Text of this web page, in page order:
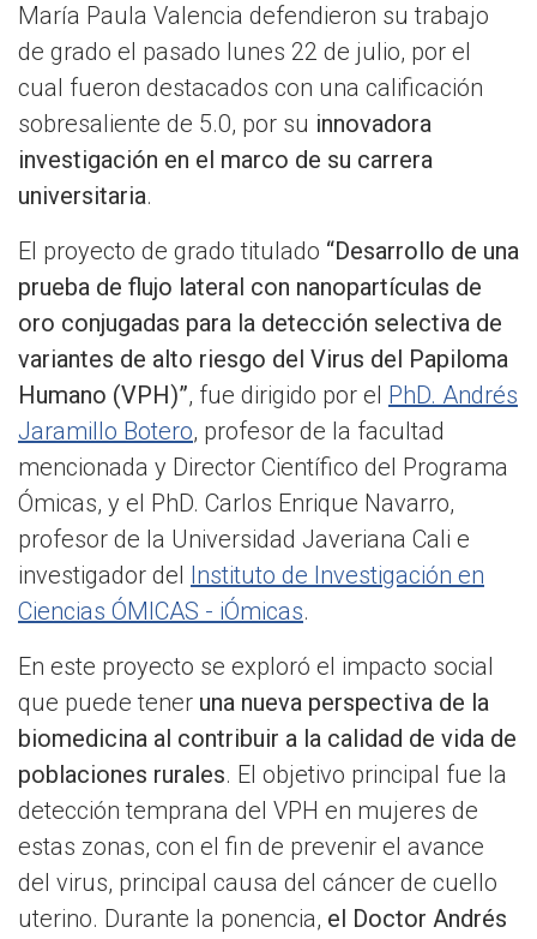
María Paula Valencia defendieron su trabajo
de grado el pasado lunes 22 de julio, por el
cual fueron destacados con una calificación
sobresaliente de 5.0, por su innovadora
investigación en el marco de su carrera
universitaria.
El proyecto de grado titulado “Desarrollo de una
prueba de flujo lateral con nanopartículas de
oro conjugadas para la detección selectiva de
variantes de alto riesgo del Virus del Papiloma
Humano (VPH)”, fue dirigido por el PhD. Andrés
Jaramillo Botero, profesor de la facultad
mencionada y Director Científico del Programa
Ómicas, y el PhD. Carlos Enrique Navarro,
profesor de la Universidad Javeriana Cali e
investigador del Instituto de Investigación en
Ciencias ÓMICAS - iÓmicas.
En este proyecto se exploró el impacto social
que puede tener una nueva perspectiva de la
biomedicina al contribuir a la calidad de vida de
poblaciones rurales. El objetivo principal fue la
detección temprana del VPH en mujeres de
estas zonas, con el fin de prevenir el avance
del virus, principal causa del cáncer de cuello
uterino. Durante la ponencia, el Doctor Andrés